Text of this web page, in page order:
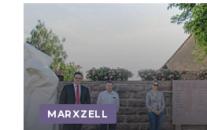
MARXZELL